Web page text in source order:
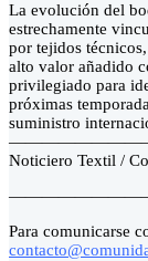
La evolución del
estrechamente
por tejidos
alto valor añadido
privilegiado para
próximas
suministro
Noticiero Textil /
Para comunicarse